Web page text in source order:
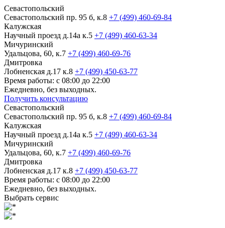
Севастопольский
Севастопольский пр. 95 б, к.8 +7 (499) 460-69-84
Калужская
Научный проезд д.14а к.5 +7 (499) 460-63-34
Мичуринский
Удальцова, 60, к.7 +7 (499) 460-69-76
Дмитровка
Лобненская д.17 к.8 +7 (499) 450-63-77
Время работы: с 08:00 до 22:00
Ежедневно, без выходных.
Получить консультацию
Севастопольский
Севастопольский пр. 95 б, к.8 +7 (499) 460-69-84
Калужская
Научный проезд д.14а к.5 +7 (499) 460-63-34
Мичуринский
Удальцова, 60, к.7 +7 (499) 460-69-76
Дмитровка
Лобненская д.17 к.8 +7 (499) 450-63-77
Время работы: с 08:00 до 22:00
Ежедневно, без выходных.
Выбрать сервис